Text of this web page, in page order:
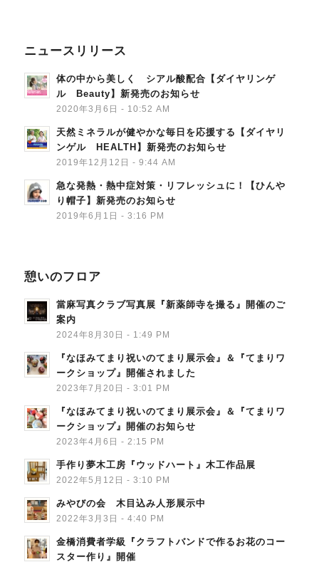
ニュースリリース
体の中から美しく シアル酸配合【ダイヤリンゲ
ル Beauty】新発売のお知らせ
2020年3月6日 - 10:52 AM
天然ミネラルが健やかな毎日を応援する【ダイヤリ
ンゲル HEALTH】新発売のお知らせ
2019年12月12日 - 9:44 AM
急な発熱・熱中症対策・リフレッシュに！【ひんや
り帽子】新発売のお知らせ
2019年6月1日 - 3:16 PM
憩いのフロア
當麻写真クラブ写真展『新薬師寺を撮る』開催のご
案内
2024年8月30日 - 1:49 PM
『なほみてまり祝いのてまり展示会』＆『てまりワ
ークショップ』開催されました
2023年7月20日 - 3:01 PM
『なほみてまり祝いのてまり展示会』＆『てまりワ
ークショップ』開催のお知らせ
2023年4月6日 - 2:15 PM
手作り夢木工房『ウッドハート』木工作品展
2022年5月12日 - 3:10 PM
みやびの会 木目込み人形展示中
2022年3月3日 - 4:40 PM
金橋消費者学級『クラフトバンドで作るお花のコー
スター作り』開催